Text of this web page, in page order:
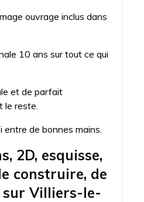
ouvrage inclus dans
10 ans sur tout ce qui
et de parfait
le reste.
de bonnes mains.
2D, esquisse,
construire, de
Villiers-le-